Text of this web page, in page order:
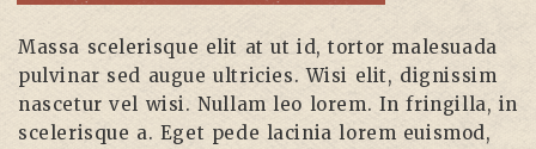
Massa scelerisque elit at ut id, tortor malesuada
pulvinar sed augue ultricies. Wisi elit, dignissim
nascetur vel wisi. Nullam leo lorem. In fringilla, in
scelerisque a. Eget pede lacinia lorem euismod,